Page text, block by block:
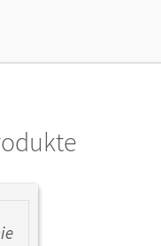
Bolte, Claus;
Jörg